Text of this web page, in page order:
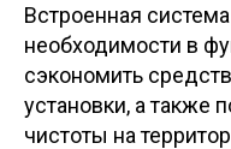
Встроенная
необходимости в
сэкономить
установки, а также
чистоты на